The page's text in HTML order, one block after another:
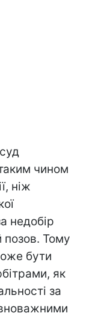
чином
ніж
недобір
позов. Тому
бути
як
за